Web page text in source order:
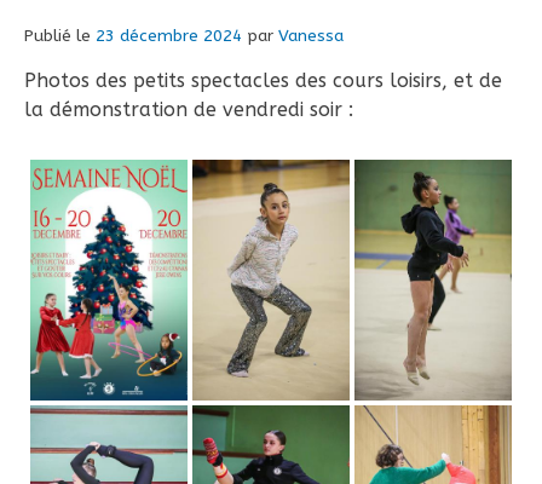
Publié le 23 décembre 2024 par Vanessa
Photos des petits spectacles des cours loisirs, et de
la démonstration de vendredi soir :